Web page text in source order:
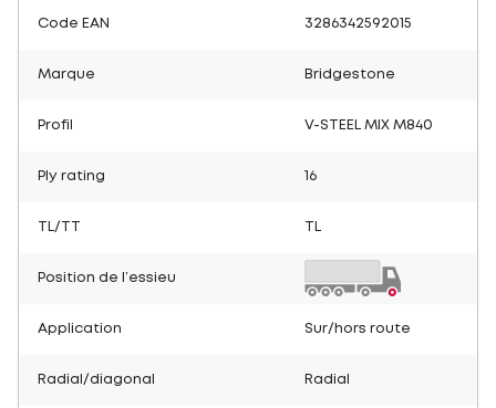
Code EAN 3286342592015
Marque Bridgestone
Profil V-STEEL MIX M840
Ply rating 16
TL/TT
Position de l’essieu
Application Sur/hors route
Radial/diagonal Radial